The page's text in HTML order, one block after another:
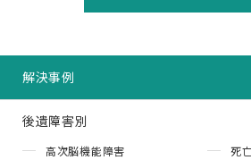
解決事例
後遺障害別
高次脳機能障害
死